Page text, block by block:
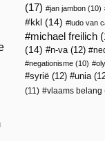
(17)
jan jambon (10)
kkl (14) ludo van
michael freilich
(14)
n-va(12)
negationisme (10)
syrië (12) unia
(11)
vlaams belang